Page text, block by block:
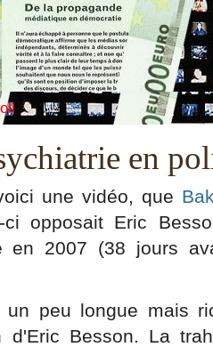
en
une vidéo, que
opposait Eric
en 2007 (38 jours
peu longue mais
d'Eric Besson. La